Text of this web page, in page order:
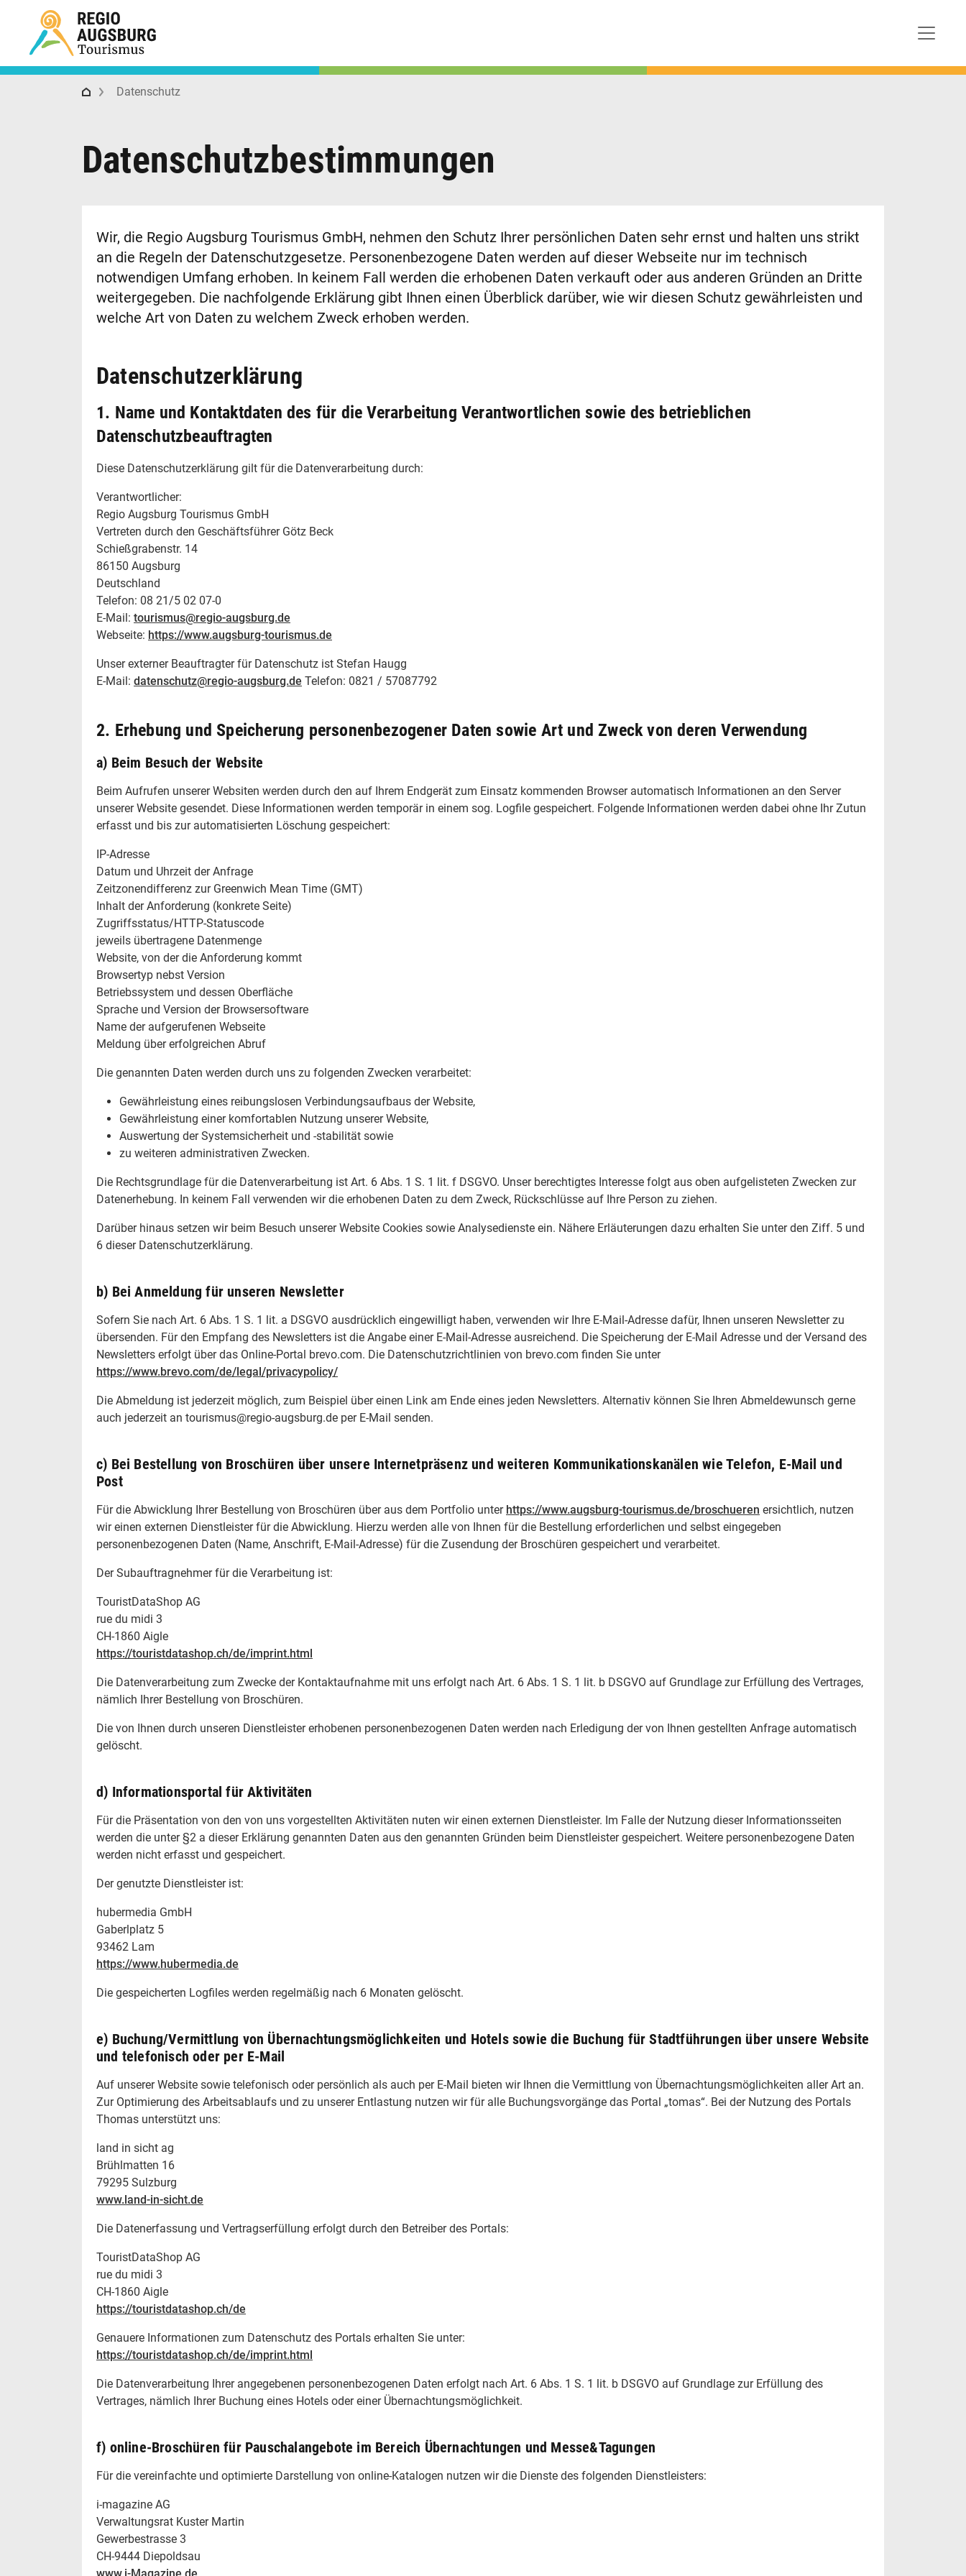
Regio Augsburg Tourismus
Datenschutz
Datenschutz­bestimmungen
Wir, die Regio Augsburg Tourismus GmbH, nehmen den Schutz Ihrer persönlichen Daten sehr ernst und halten uns strikt
an die Regeln der Datenschutzgesetze. Personenbezogene Daten werden auf dieser Webseite nur im technisch
notwendigen Umfang erhoben. In keinem Fall werden die erhobenen Daten verkauft oder aus anderen Gründen an Dritte
weitergegeben. Die nachfolgende Erklärung gibt Ihnen einen Überblick darüber, wie wir diesen Schutz gewährleisten und
welche Art von Daten zu welchem Zweck erhoben werden.
Datenschutzerklärung
1. Name und Kontaktdaten des für die Verarbeitung Verantwortlichen sowie des betrieblichen
Datenschutzbeauftragten
Diese Datenschutzerklärung gilt für die Datenverarbeitung durch:
Verantwortlicher:
Regio Augsburg Tourismus GmbH
Vertreten durch den Geschäftsführer Götz Beck
Schießgrabenstr. 14
86150 Augsburg
Deutschland
Telefon: 08 21/5 02 07-0
E-Mail: tourismus@regio-augsburg.de
Webseite: https://www.augsburg-tourismus.de
Unser externer Beauftragter für Datenschutz ist Stefan Haugg
E-Mail: datenschutz@regio-augsburg.de Telefon: 0821 / 57087792
2. Erhebung und Speicherung personenbezogener Daten sowie Art und Zweck von deren Verwendung
a) Beim Besuch der Website
Beim Aufrufen unserer Websiten werden durch den auf Ihrem Endgerät zum Einsatz kommenden Browser automatisch Informationen an den Server
unserer Website gesendet. Diese Informationen werden temporär in einem sog. Logfile gespeichert. Folgende Informationen werden dabei ohne Ihr Zutun
erfasst und bis zur automatisierten Löschung gespeichert:
IP-Adresse
Datum und Uhrzeit der Anfrage
Zeitzonendifferenz zur Greenwich Mean Time (GMT)
Inhalt der Anforderung (konkrete Seite)
Zugriffsstatus/HTTP-Statuscode
jeweils übertragene Datenmenge
Website, von der die Anforderung kommt
Browsertyp nebst Version
Betriebssystem und dessen Oberfläche
Sprache und Version der Browsersoftware
Name der aufgerufenen Webseite
Meldung über erfolgreichen Abruf
Die genannten Daten werden durch uns zu folgenden Zwecken verarbeitet:
Gewährleistung eines reibungslosen Verbindungsaufbaus der Website,
Gewährleistung einer komfortablen Nutzung unserer Website,
Auswertung der Systemsicherheit und -stabilität sowie
zu weiteren administrativen Zwecken.
Die Rechtsgrundlage für die Datenverarbeitung ist Art. 6 Abs. 1 S. 1 lit. f DSGVO. Unser berechtigtes Interesse folgt aus oben aufgelisteten Zwecken zur
Datenerhebung. In keinem Fall verwenden wir die erhobenen Daten zu dem Zweck, Rückschlüsse auf Ihre Person zu ziehen.
Darüber hinaus setzen wir beim Besuch unserer Website Cookies sowie Analysedienste ein. Nähere Erläuterungen dazu erhalten Sie unter den Ziff. 5 und
6 dieser Datenschutzerklärung.
b) Bei Anmeldung für unseren Newsletter
Sofern Sie nach Art. 6 Abs. 1 S. 1 lit. a DSGVO ausdrücklich eingewilligt haben, verwenden wir Ihre E-Mail-Adresse dafür, Ihnen unseren Newsletter zu
übersenden. Für den Empfang des Newsletters ist die Angabe einer E-Mail-Adresse ausreichend. Die Speicherung der E-Mail Adresse und der Versand des
Newsletters erfolgt über das Online-Portal brevo.com. Die Datenschutzrichtlinien von brevo.com finden Sie unter
https://www.brevo.com/de/legal/privacypolicy/
Die Abmeldung ist jederzeit möglich, zum Beispiel über einen Link am Ende eines jeden Newsletters. Alternativ können Sie Ihren Abmeldewunsch gerne
auch jederzeit an tourismus@regio-augsburg.de per E-Mail senden.
c) Bei Bestellung von Broschüren über unsere Internetpräsenz und weiteren Kommunikationskanälen wie Telefon, E-Mail und
Post
Für die Abwicklung Ihrer Bestellung von Broschüren über aus dem Portfolio unter https://www.augsburg-tourismus.de/broschueren ersichtlich, nutzen
wir einen externen Dienstleister für die Abwicklung. Hierzu werden alle von Ihnen für die Bestellung erforderlichen und selbst eingegeben
personenbezogenen Daten (Name, Anschrift, E-Mail-Adresse) für die Zusendung der Broschüren gespeichert und verarbeitet.
Der Subauftragnehmer für die Verarbeitung ist:
TouristDataShop AG
rue du midi 3
CH-1860 Aigle
https://touristdatashop.ch/de/imprint.html
Die Datenverarbeitung zum Zwecke der Kontaktaufnahme mit uns erfolgt nach Art. 6 Abs. 1 S. 1 lit. b DSGVO auf Grundlage zur Erfüllung des Vertrages,
nämlich Ihrer Bestellung von Broschüren.
Die von Ihnen durch unseren Dienstleister erhobenen personenbezogenen Daten werden nach Erledigung der von Ihnen gestellten Anfrage automatisch
gelöscht.
d) Informationsportal für Aktivitäten
Für die Präsentation von den von uns vorgestellten Aktivitäten nuten wir einen externen Dienstleister. Im Falle der Nutzung dieser Informationsseiten
werden die unter §2 a dieser Erklärung genannten Daten aus den genannten Gründen beim Dienstleister gespeichert. Weitere personenbezogene Daten
werden nicht erfasst und gespeichert.
Der genutzte Dienstleister ist:
hubermedia GmbH
Gaberlplatz 5
93462 Lam
https://www.hubermedia.de
Die gespeicherten Logfiles werden regelmäßig nach 6 Monaten gelöscht.
e) Buchung/Vermittlung von Übernachtungsmöglichkeiten und Hotels sowie die Buchung für Stadtführungen über unsere Website
und telefonisch oder per E-Mail
Auf unserer Website sowie telefonisch oder persönlich als auch per E-Mail bieten wir Ihnen die Vermittlung von Übernachtungsmöglichkeiten aller Art an.
Zur Optimierung des Arbeitsablaufs und zu unserer Entlastung nutzen wir für alle Buchungsvorgänge das Portal „tomas“. Bei der Nutzung des Portals
Thomas unterstützt uns:
land in sicht ag
Brühlmatten 16
79295 Sulzburg
www.land-in-sicht.de
Die Datenerfassung und Vertragserfüllung erfolgt durch den Betreiber des Portals:
TouristDataShop AG
rue du midi 3
CH-1860 Aigle
https://touristdatashop.ch/de
Genauere Informationen zum Datenschutz des Portals erhalten Sie unter:
https://touristdatashop.ch/de/imprint.html
Die Datenverarbeitung Ihrer angegebenen personenbezogenen Daten erfolgt nach Art. 6 Abs. 1 S. 1 lit. b DSGVO auf Grundlage zur Erfüllung des
Vertrages, nämlich Ihrer Buchung eines Hotels oder einer Übernachtungsmöglichkeit.
f) online-Broschüren für Pauschalangebote im Bereich Übernachtungen und Messe&Tagungen
Für die vereinfachte und optimierte Darstellung von online-Katalogen nutzen wir die Dienste des folgenden Dienstleisters:
i-magazine AG
Verwaltungsrat Kuster Martin
Gewerbestrasse 3
CH-9444 Diepoldsau